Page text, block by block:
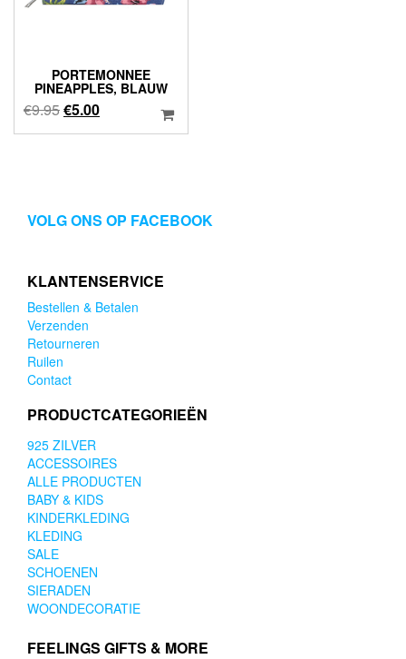
PORTEMONNEE
PINEAPPLES, BLAUW
€9.95Oorspronkelijke
prijs
€5.00Huidige
prijs
VOLG ONS OP FACEBOOK
KLANTENSERVICE
Bestellen & Betalen
Verzenden
Retourneren
Ruilen
Contact
PRODUCTCATEGORIEËN
925 ZILVER
ACCESSOIRES
ALLE PRODUCTEN
BABY & KIDS
KINDERKLEDING
KLEDING
SALE
SCHOENEN
SIERADEN
WOONDECORATIE
FEELINGS GIFTS & MORE